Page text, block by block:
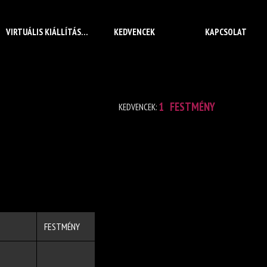
VIRTUÁLIS KIÁLLÍTÁS KEDVENCEK KAPCSOLAT
KEDVENCEK: 1 FESTMÉNY
FESTMÉNY